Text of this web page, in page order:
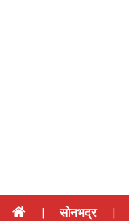
| सोनभद्र |